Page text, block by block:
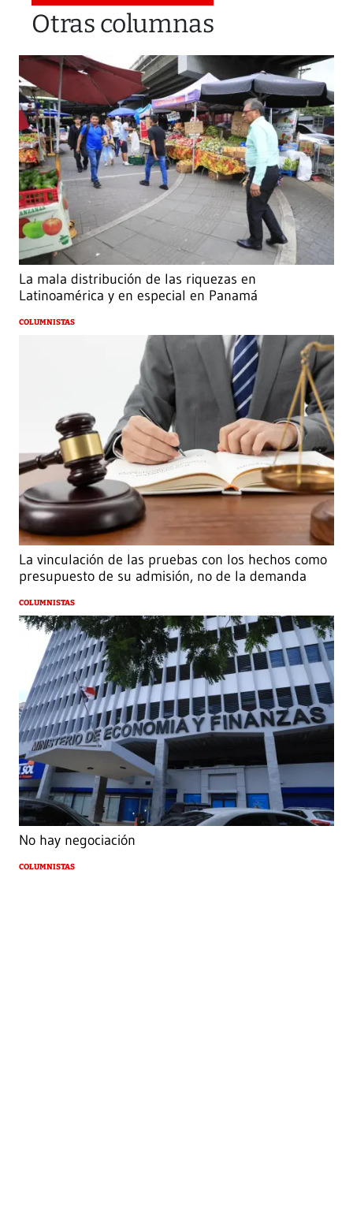
Otras columnas
La mala distribución de las riquezas en
Latinoamérica y en especial en Panamá
COLUMNISTAS
La vinculación de las pruebas con los hechos como
presupuesto de su admisión, no de la demanda
COLUMNISTAS
No hay negociación
COLUMNISTAS